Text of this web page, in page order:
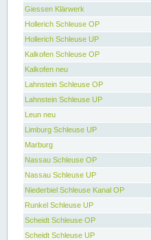
Giessen Klärwerk
Hollerich Schleuse OP
Hollerich Schleuse UP
Kalkofen Schleuse OP
Kalkofen neu
Lahnstein Schleuse OP
Lahnstein Schleuse UP
Leun neu
Limburg Schleuse UP
Marburg
Nassau Schleuse OP
Nassau Schleuse UP
Niederbiel Schleuse Kanal OP
Runkel Schleuse UP
Scheidt Schleuse OP
Scheidt Schleuse UP